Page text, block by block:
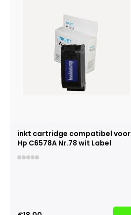
inkt cartridge compatibel voor
Hp C6578A Nr.78 wit Label